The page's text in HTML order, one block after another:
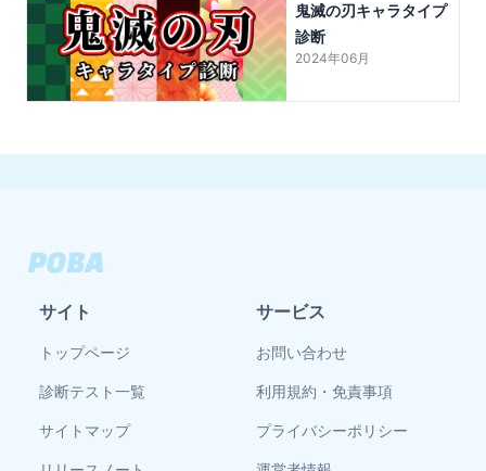
鬼滅の刃キャラタイプ
診断
2024年06月
サイト
トップページ
診断テスト一覧
サイトマップ
サービス
お問い合わせ
利用規約・免責事項
プライバシーポリシー